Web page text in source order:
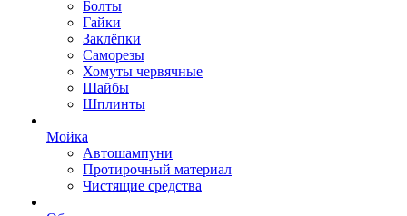
Болты
Гайки
Заклёпки
Саморезы
Хомуты червячные
Шайбы
Шплинты
Мойка
Автошампуни
Протирочный материал
Чистящие средства